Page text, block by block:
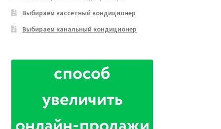
Выбираем кассетный кондиционер
Выбираем канальный кондиционер